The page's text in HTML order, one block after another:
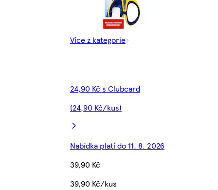
Více z kategorie
24,90 Kč s Clubcard
(24,90 Kč/kus)
Nabídka platí do 11. 8. 2026
39,90 Kč
39,90 Kč/kus